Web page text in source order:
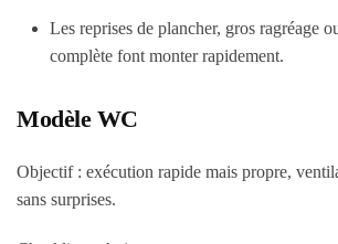
Les reprises de plancher, gros ragréage
complète font monter rapidement.
Modèle WC
Objectif : exécution rapide mais propre,
sans surprises.